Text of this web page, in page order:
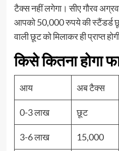
टैक्स नहीं लगेगा। सीए गौरव
आपको 50,000 रुपये की स्टैंडर्ड
वाली छूट को मिलाकर ही प्राप्त
किसे कितना होगा
आय अब टैक्स
0-3 लाख छूट
3-6 लाख 15,000